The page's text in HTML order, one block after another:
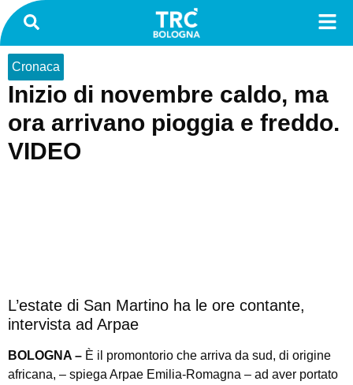
Cronaca
Inizio di novembre caldo, ma
ora arrivano pioggia e freddo.
VIDEO
L’estate di San Martino ha le ore contante,
intervista ad Arpae
BOLOGNA – È il promontorio che arriva da sud, di origine
africana, – spiega Arpae Emilia-Romagna – ad aver portato